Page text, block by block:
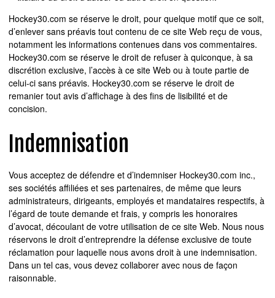
Hockey30.com se réserve le droit, pour quelque motif que ce soit,
d’enlever sans préavis tout contenu de ce site Web reçu de vous,
notamment les informations contenues dans vos commentaires.
Hockey30.com se réserve le droit de refuser à quiconque, à sa
discrétion exclusive, l’accès à ce site Web ou à toute partie de
celui-ci sans préavis. Hockey30.com se réserve le droit de
remanier tout avis d’affichage à des fins de lisibilité et de
concision.
Indemnisation
Vous acceptez de défendre et d’indemniser Hockey30.com inc.,
ses sociétés affiliées et ses partenaires, de même que leurs
administrateurs, dirigeants, employés et mandataires respectifs, à
l’égard de toute demande et frais, y compris les honoraires
d’avocat, découlant de votre utilisation de ce site Web. Nous nous
réservons le droit d’entreprendre la défense exclusive de toute
réclamation pour laquelle nous avons droit à une indemnisation.
Dans un tel cas, vous devez collaborer avec nous de façon
raisonnable.